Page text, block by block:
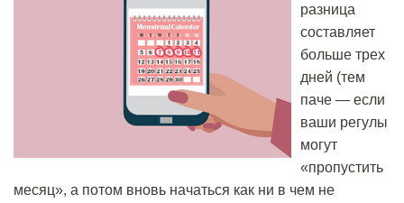
разница
составляет
больше трех
дней (тем
паче — если
ваши регулы
могут
«пропустить
месяц», а потом вновь начаться как ни в чем не